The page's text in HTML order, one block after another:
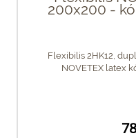
200x200 -
Flexibilis 2HK12,
NOVETEX latex